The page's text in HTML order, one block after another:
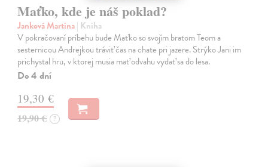
Maťko, kde je náš poklad?
Janková Martina| Kniha
V pokračovaní príbehu bude Maťko so svojím bratom Teom a
sesternicou Andrejkou tráviť čas na chate pri jazere. Strýko Jani im
prichystal hru, v ktorej musia mať odvahu vydať sa do lesa.
Do 4 dní
19,30 €
19,90 € ?